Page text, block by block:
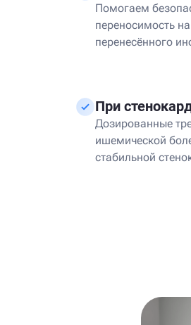
Помогаем
переносимость
перенесённого
При
Дозированные
ишемической
стабильной